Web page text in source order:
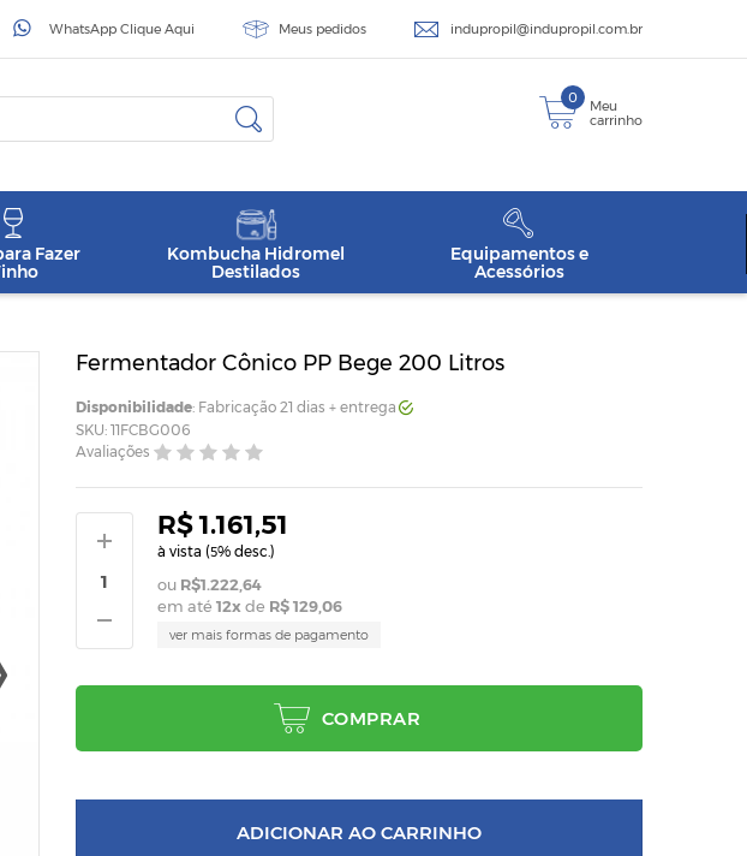
WhatsApp Clique Aqui Meus pedidos indupropil@indupropil.com.br
0
Meu
carrinho
Fazer
Kombucha Hidromel
Destilados
Equipamentos e
Acessórios
Fermentador Cônico PP Bege 200 Litros
Disponibilidade: Fabricação 21 dias + entrega
SKU: 11FCBG006
Avaliações
R$ 1.161,51
à vista (5% desc.)
R$1.222,64
em até 12x de R$ 129,06
ver mais formas de pagamento
COMPRAR
ADICIONAR AO CARRINHO